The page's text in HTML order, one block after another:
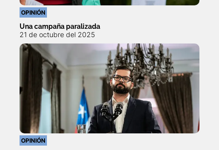
OPINIÓN
Una campaña paralizada
21 de octubre del 2025
OPINIÓN